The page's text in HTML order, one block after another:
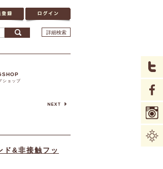
詳細検索
ショップ
&非接触フッ